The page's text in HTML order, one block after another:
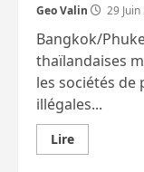
Geo Valin 29
Bangkok/
thaïlandaises
les sociétés de
illégales...
LireEn
savoir